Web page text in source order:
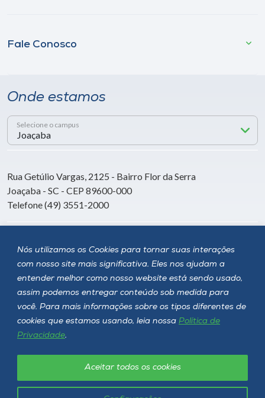
Nós utilizamos os Cookies para tornar suas interações
com nosso site mais significativa. Eles nos ajudam a
entender melhor como nosso website está sendo usado,
assim podemos entregar conteúdo sob medida para
você. Para mais informações sobre os tipos diferentes de
cookies que estamos usando, leia nossa Política de
Privacidade.
Aceitar todos os cookies
Fale Conosco
Onde estamos
Selecione o campus
Rua Getúlio Vargas, 2125 - Bairro Flor da Serra
Joaçaba - SC - CEP 89600-000
Telefone (49) 3551-2000
Siga a Unoesc
Política de privacidade LGPD